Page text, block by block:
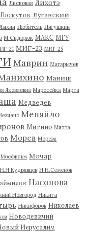
Лисковая Лихотэ
Лоскутов Луганский
Любитель Лягушкин
М.Сидорюк МАКС МГУ
21 МИГ-23 МИГ-25
Маврин Магарычев
Маниш
Яковлевна Маросейка Марта
Медведев
Меняйло
Митино Митта
Морев Морева
Мосфильм Мочар
Н.Н.Кудрявцев Н.Н.Семенов
Насонова
Новгород Никита
Никифоров Николаев
Новодевичий
Иерусалим